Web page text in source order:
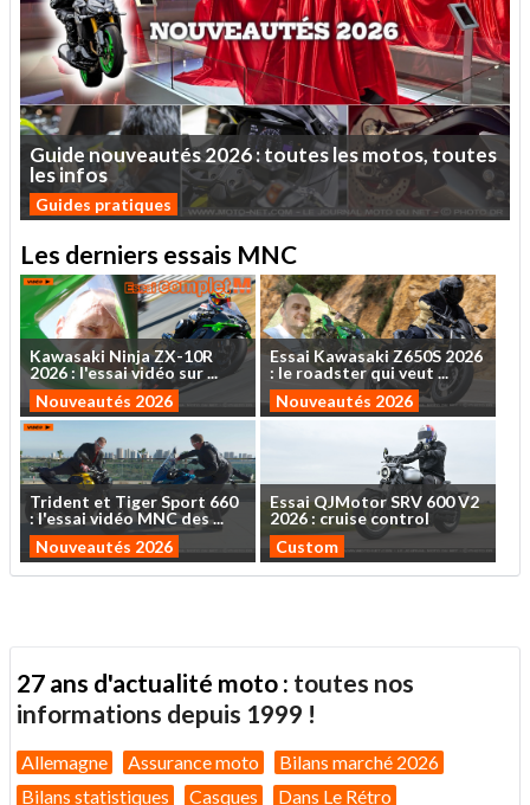
Guidenouveautés2026:touteslesmotos,toutes
lesinfos
Guides pratiques
Les derniers essais MNC
Kawasaki NinjaZX-10R
2026: l'essaividéo sur...
Nouveautés 2026
Essai Kawasaki Z650S 2026
: le roadsterquiveut ...
Nouveautés 2026
Trident et TigerSport 660
: l'essaividéo MNCdes...
Nouveautés 2026
EssaiQJMotorSRV 600V2
2026 : cruise control
Custom
27 ans d'actualité moto : toutes nos
informations depuis 1999 !
Allemagne Assurance moto
Bilans marché 2026
Bilans statistiques
Casques Dans Le Rétro